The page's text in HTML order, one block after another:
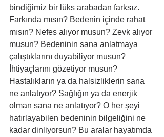
bindiğimiz bir lüks arabadan farksız.
Farkında mısın? Bedenin içinde rahat
mısın? Nefes alıyor musun? Zevk alıyor
musun? Bedeninin sana anlatmaya
çalıştıklarını duyabiliyor musun?
İhtiyaçlarını gözetiyor musun?
Hastalıkların ya da halsizliklerin sana
ne anlatıyor? Sağlığın ya da enerjik
olman sana ne anlatıyor? O her şeyi
hatırlayabilen bedeninin bilgeliğini ne
kadar dinliyorsun? Bu aralar hayatımda